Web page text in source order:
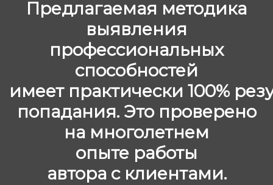
Предлагаемая методика
выявления
профессиональных
способностей
имеет практически 100%
попадания. Это проверено
на многолетнем
опыте работы
автора с клиентами.